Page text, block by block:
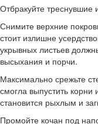
Отбракуйте
Снимите верхние
стоит излишне
укрывных листьев
высыхания и порчи.
Максимально срежьте
смогла выпустить
становится рыхлым и
Промойте кочан под